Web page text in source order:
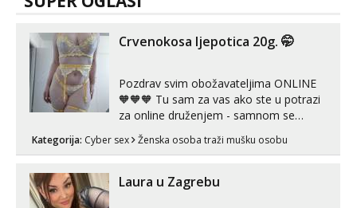
Crvenokosa ljepotica 20g. 🤭
Pozdrav svim obožavateljima ONLINE
🧡🧡🧡 Tu sam za vas ako ste u potrazi
za online druženjem - samnom se
možete zabaviti preko videopoziva, ili
ako vam nisam dovoljna radim i u paru i
😉 Radim i vruća tipkanja uz slike i hot
line pozive. Za vas sam pripremila ...
Kategorija: Cyber sex Ženska osoba traži mušku osobu
Laura u Zagrebu